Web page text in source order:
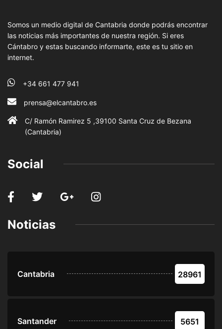
Somos un medio digital de Cantabria donde podrás encontrar
las noticias más importantes de nuestra región. Si eres
Cántabro y estas buscando informarte, este es tu sitio en
internet.
+34 661 477 941
prensa@elcantabro.es
C/ Ramón Ramirez 5 ,39100 Santa Cruz de Bezana
(Cantabria)
Social
Noticias
Cantabria 28961
Santander 5651